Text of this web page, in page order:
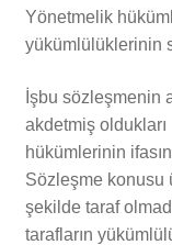
Yönetmelik
yükümlülüklerinin
İşbu sözleşmenin
akdetmiş
hükümlerinin
Sözleşme konusu
şekilde taraf
tarafların